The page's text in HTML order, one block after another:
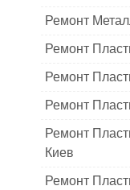
Ремонт
Ремонт
Ремонт
Ремонт
Ремонт
Киев
Ремонт